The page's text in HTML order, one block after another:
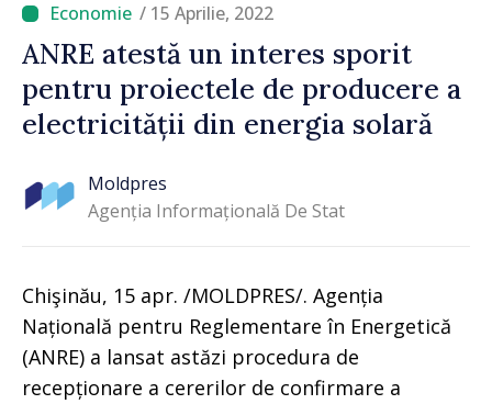
/ 15 Aprilie, 2022
ANRE atestă un interes sporit
pentru proiectele de producere a
electricității din energia solară
Moldpres
Agenția Informațională De Stat
Chişinău, 15 apr. /MOLDPRES/. Agenția
Națională pentru Reglementare în Energetică
(ANRE) a lansat astăzi procedura de
recepționare a cererilor de confirmare a